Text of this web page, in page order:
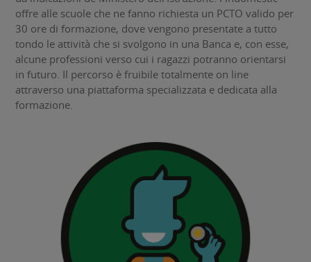
offre alle scuole che ne fanno richiesta un PCTO valido per
30 ore di formazione, dove vengono presentate a tutto
tondo le attività che si svolgono in una Banca e, con esse,
alcune professioni verso cui i ragazzi potranno orientarsi
in futuro. Il percorso è fruibile totalmente on line
attraverso una piattaforma specializzata e dedicata alla
formazione.